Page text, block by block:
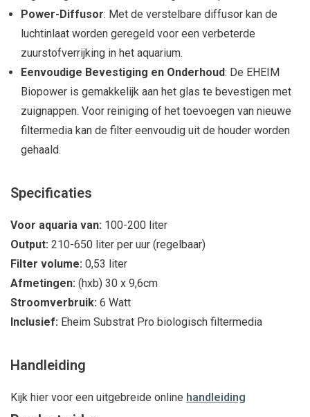
Power-Diffusor: Met de verstelbare diffusor kan de
luchtinlaat worden geregeld voor een verbeterde
zuurstofverrijking in het aquarium.
Eenvoudige Bevestiging en Onderhoud: De EHEIM
Biopower is gemakkelijk aan het glas te bevestigen met
zuignappen. Voor reiniging of het toevoegen van nieuwe
filtermedia kan de filter eenvoudig uit de houder worden
gehaald.
Specificaties
Voor aquaria van: 100-200 liter
Output: 210-650 liter per uur (regelbaar)
Filter volume: 0,53 liter
Afmetingen: (hxb) 30 x 9,6cm
Stroomverbruik: 6 Watt
Inclusief: Eheim Substrat Pro biologisch filtermedia
Handleiding
Kijk hier voor een uitgebreide online handleiding